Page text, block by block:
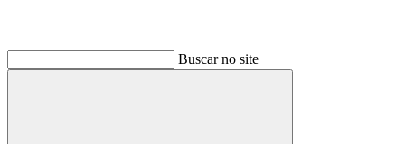
Buscar no site